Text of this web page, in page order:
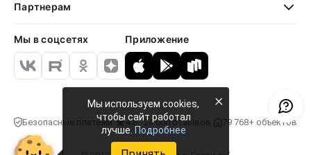
Партнерам
Мы в соцсетях Приложение
Безопасные платежи 4.8 · 24 000 отзывов 79 768+ объектов
Мы используем cookies,
чтобы сайт работал
лучше. Подробнее
×